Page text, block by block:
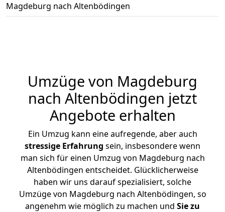
Magdeburg nach Altenbödingen
Umzüge von Magdeburg
nach Altenbödingen jetzt
Angebote erhalten
Ein Umzug kann eine aufregende, aber auch
stressige Erfahrung sein, insbesondere wenn
man sich für einen Umzug von Magdeburg nach
Altenbödingen entscheidet. Glücklicherweise
haben wir uns darauf spezialisiert, solche
Umzüge von Magdeburg nach Altenbödingen, so
angenehm wie möglich zu machen und Sie zu